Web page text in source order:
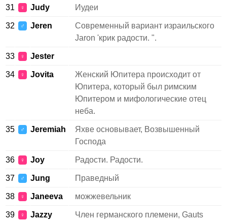
31 ♀ Judy Иудеи
32 ♂ Jeren
Современный вариант израильского
Jaron 'крик радости. ".
33 ♀ Jester
34 ♀ Jovita
Женский Юпитера происходит от
Юпитера, который был римским
Юпитером и мифологические отец
неба.
35 ♂ Jeremiah
Яхве основывает, Возвышенный
Господа
36 ♀ Joy Радости. Радости.
37 ♂ Jung Праведный
38 ♀ Janeeva можжевельник
39 ♀ Jazzy Член германского племени, Gauts